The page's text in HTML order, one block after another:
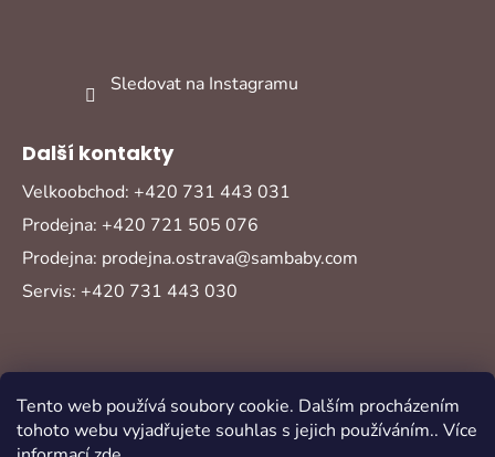
Tento web používá soubory cookie. Dalším procházením
tohoto webu vyjadřujete souhlas s jejich používáním.. Více
Sledovat na Instagramu
Další kontakty
Velkoobchod: +420 731 443 031
Prodejna: +420 721 505 076
Prodejna: prodejna.ostrava@sambaby.com
Servis: +420 731 443 030